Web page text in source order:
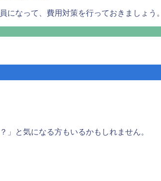
になって、費用対策を行っておきましょう。
」と気になる方もいるかもしれません。